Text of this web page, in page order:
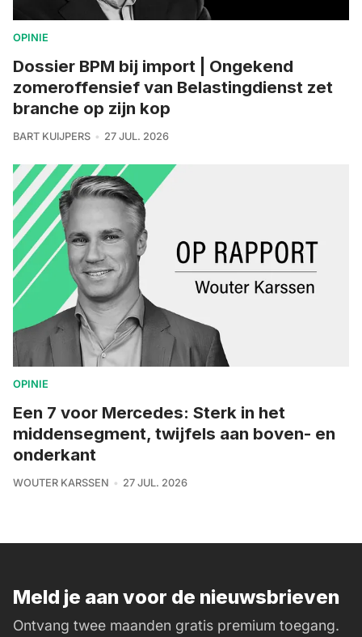
OPINIE
Dossier BPM bij import | Ongekend
zomeroffensief van Belastingdienst zet
branche op zijn kop
BART KUIJPERS 27 JUL. 2026
OPINIE
Een 7 voor Mercedes: Sterk in het
middensegment, twijfels aan boven- en
onderkant
WOUTER KARSSEN 27 JUL. 2026
Meld je aan voor de nieuwsbrieven
Ontvang twee maanden gratis premium toegang.